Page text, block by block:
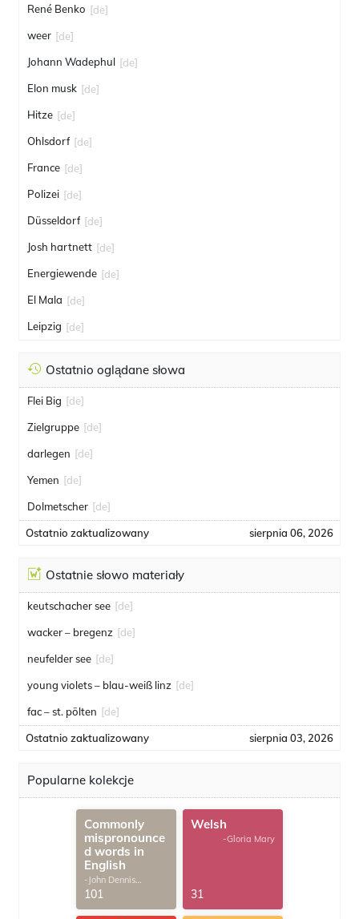
René Benko [de]
weer [de]
Johann Wadephul [de]
Elon musk [de]
Hitze [de]
Ohlsdorf [de]
France [de]
Polizei [de]
Düsseldorf [de]
Josh hartnett [de]
Energiewende [de]
El Mala [de]
Leipzig [de]
Ostatnio oglądane słowa
Flei Big [de]
Zielgruppe [de]
darlegen [de]
Yemen [de]
Dolmetscher [de]
Ostatnio zaktualizowany sierpnia 06, 2026
Ostatnie słowo materiały
keutschacher see [de]
wacker – bregenz [de]
neufelder see [de]
young violets – blau-weiß linz [de]
fac – st. pölten [de]
Ostatnio zaktualizowany sierpnia 03, 2026
Popularne kolekcje
Commonly
mispronounce
d words in
English
-John Dennis
G.Thomas
101
Welsh
-Gloria Mary
31